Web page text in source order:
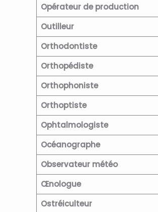
Opérateur de production
Outilleur
Orthodontiste
Orthopédiste
Orthophoniste
Orthoptiste
Ophtalmologiste
Océanographe
Observateur météo
Œnologue
Ostréiculteur